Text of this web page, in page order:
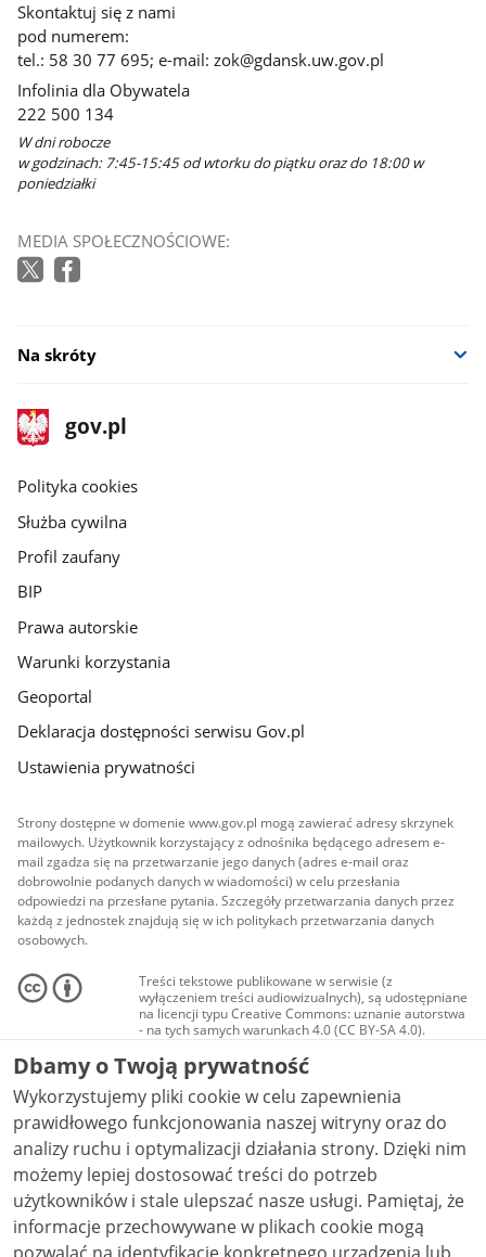
Skontaktuj się z nami
pod numerem:
tel.: 58 30 77 695; e-mail: zok@gdansk.uw.gov.pl
Infolinia dla Obywatela
222 500 134
W dni robocze
w godzinach: 7:45-15:45 od wtorku do piątku oraz do 18:00 w
poniedziałki
MEDIA SPOŁECZNOŚCIOWE:
Na skróty
stopka
gov.pl
Strona
gov.pl
gov.pl
Polityka cookies
Służba cywilna
Profil zaufany
BIP
Prawa autorskie
Warunki korzystania
Geoportal
Deklaracja dostępności serwisu Gov.pl
Ustawienia prywatności
Strony dostępne w domenie www.gov.pl mogą zawierać adresy skrzynek
mailowych. Użytkownik korzystający z odnośnika będącego adresem e-
mail zgadza się na przetwarzanie jego danych (adres e-mail oraz
dobrowolnie podanych danych w wiadomości) w celu przesłania
odpowiedzi na przesłane pytania. Szczegóły przetwarzania danych przez
każdą z jednostek znajdują się w ich politykach przetwarzania danych
osobowych.
Treści tekstowe publikowane w serwisie (z
wyłączeniem treści audiowizualnych), są udostępniane
na licencji typu Creative Commons: uznanie autorstwa
- na tych samych warunkach 4.0 (CC BY-SA 4.0).
Materiały audiowizualne, w tym zdjęcia, materiały
audio i wideo, są udostępniane na licencji typu
Creative Commons: uznanie autorstwa użycie
niekomercyjne - bez utworów zależnych 4.0 (CC BY-
NC-ND 4.0), o ile nie jest to stwierdzone inaczej.
Dbamy o Twoją prywatność
Wykorzystujemy pliki cookie w celu zapewnienia
prawidłowego funkcjonowania naszej witryny oraz do
analizy ruchu i optymalizacji działania strony. Dzięki nim
możemy lepiej dostosować treści do potrzeb
użytkowników i stale ulepszać nasze usługi. Pamiętaj, że
informacje przechowywane w plikach cookie mogą